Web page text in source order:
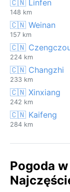
🇨🇳 Linfen
148 km
🇨🇳 Weinan
157 km
🇨🇳
224 km
🇨🇳 Changzhi
233 km
🇨🇳 Xinxiang
242 km
🇨🇳 Kaifeng
284 km
Pogoda